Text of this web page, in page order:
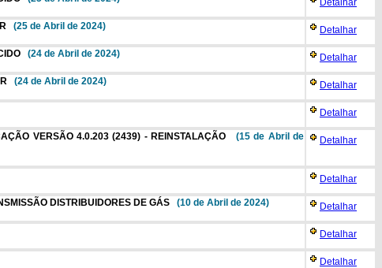
Detalhar
(25 de Abril de 2024) Detalhar
(24 de Abril de 2024) Detalhar
(24 de Abril de 2024) Detalhar
Detalhar
VERSÃO 4.0.203 (2439) - REINSTALAÇÃO(15 de Abril de
Detalhar
Detalhar
DISTRIBUIDORES DE GÁS (10 de Abril de 2024) Detalhar
Detalhar
Detalhar